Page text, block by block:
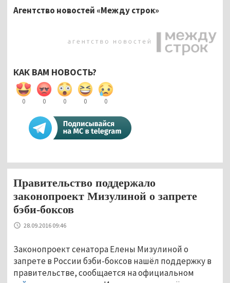
Агентство новостей «Между строк»
КАК ВАМ НОВОСТЬ?
0 0 0 0 0
Правительство поддержало
законопроект Мизулиной о запрете
бэби-боксов
28.09.2016 09:46
Законопроект сенатора Елены Мизулиной о
запрете в России бэби-боксов нашёл поддержку в
правительстве, сообщается на официальном